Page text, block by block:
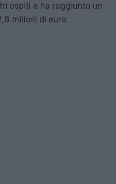
ospiti e ha raggiunto un
milioni di euro.